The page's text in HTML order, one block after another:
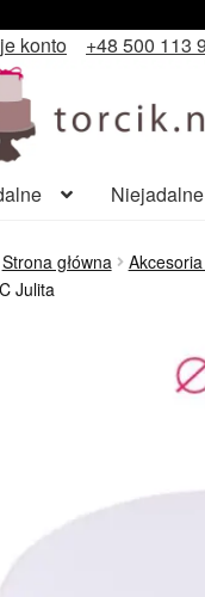
konto
+48 500 113
Niejadalne
Strona główna
Julita